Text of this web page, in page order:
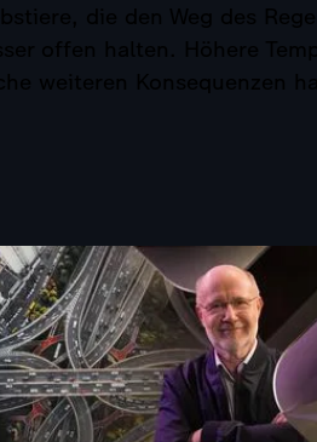
die den Weg des
offen halten. Höhere
weiteren Konsequenzen